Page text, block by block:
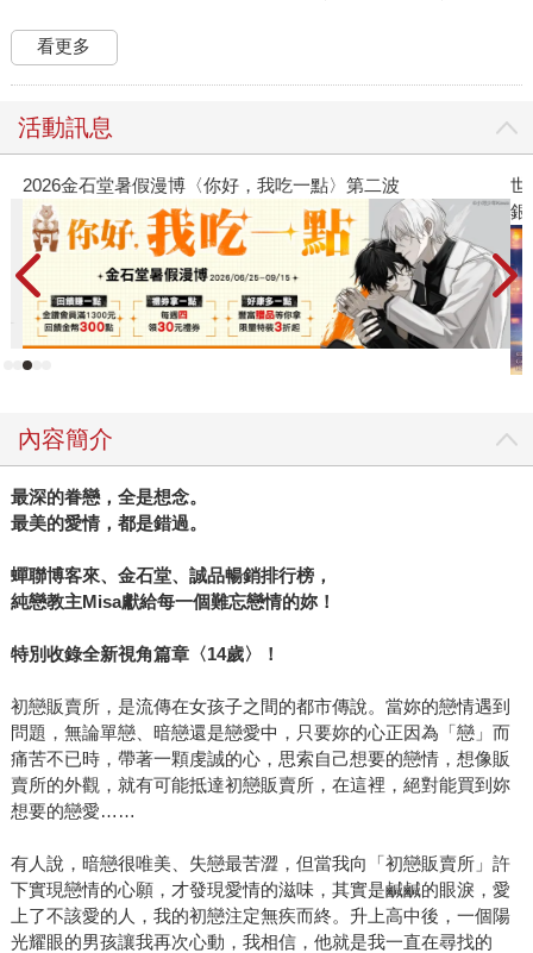
看更多
活動訊息
2026金石堂暑假漫博〈你好，我吃一點〉第二波
世
銀
內容簡介
最深的眷戀，全是想念。
最美的愛情，都是錯過。
蟬聯博客來、金石堂、誠品暢銷排行榜，
純戀教主Misa獻給每一個難忘戀情的妳！
特別收錄全新視角篇章〈14歲〉！
初戀販賣所，是流傳在女孩子之間的都市傳說。當妳的戀情遇到
問題，無論單戀、暗戀還是戀愛中，只要妳的心正因為「戀」而
痛苦不已時，帶著一顆虔誠的心，思索自己想要的戀情，想像販
賣所的外觀，就有可能抵達初戀販賣所，在這裡，絕對能買到妳
想要的戀愛……
有人說，暗戀很唯美、失戀最苦澀，但當我向「初戀販賣所」許
下實現戀情的心願，才發現愛情的滋味，其實是鹹鹹的眼淚，愛
上了不該愛的人，我的初戀注定無疾而終。升上高中後，一個陽
光耀眼的男孩讓我再次心動，我相信，他就是我一直在尋找的